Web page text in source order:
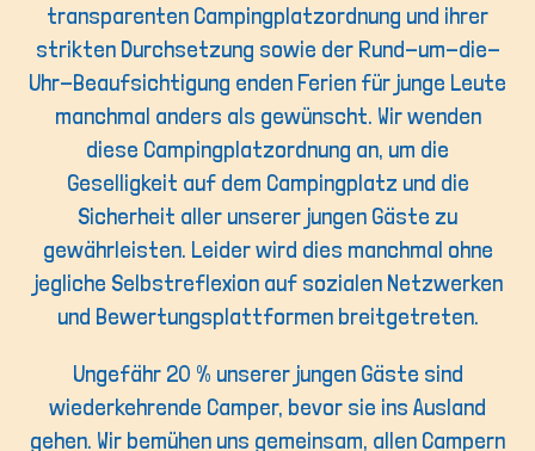
transparenten Campingplatzordnung und ihrer
strikten Durchsetzung sowie der Rund-um-die-
Uhr-Beaufsichtigung enden Ferien für junge Leute
manchmal anders als gewünscht. Wir wenden
diese Campingplatzordnung an, um die
Geselligkeit auf dem Campingplatz und die
Sicherheit aller unserer jungen Gäste zu
gewährleisten. Leider wird dies manchmal ohne
jegliche Selbstreflexion auf sozialen Netzwerken
und Bewertungsplattformen breitgetreten.
Ungefähr 20 % unserer jungen Gäste sind
wiederkehrende Camper, bevor sie ins Ausland
gehen. Wir bemühen uns gemeinsam, allen Campern